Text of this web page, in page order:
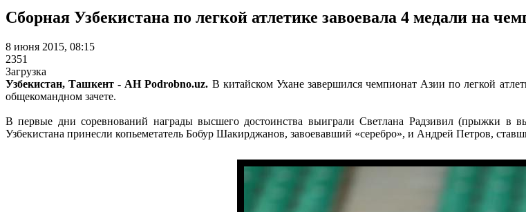
Сборная Узбекистана по легкой атлетике завоевала 4 медали на
8 июня 2015, 08:15
2351
Загрузка
Узбекистан, Ташкент - АН Podrobno.uz. В китайском Ухане завершился чемпионат Азии по легкой
общекомандном зачете.
В первые дни соревнований награды высшего достоинства выиграли Светлана Радзивил (прыжки в
Узбекистана принесли копьеметатель Бобур Шакирджанов, завоевавший «серебро», и Андрей Петров,